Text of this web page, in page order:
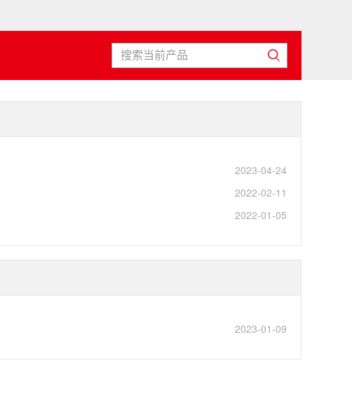
2023-04-24
2022-02-11
2022-01-05
2023-01-09